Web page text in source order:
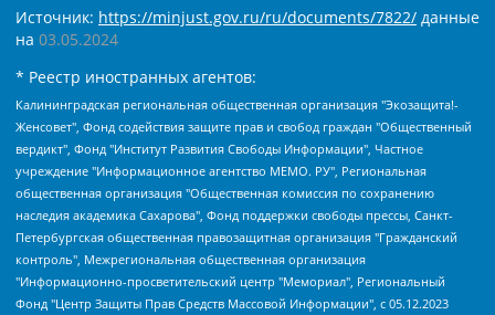
Источник: https://minjust.gov.ru/ru/documents/7822/ данные
на 03.05.2024
* Реестр иностранных агентов:
Калининградская региональная общественная организация "Экозащита!-Женсовет", Фонд содействия защите прав и свобод граждан "Общественный вердикт", Фонд "Институт Развития Свободы Информации", Частное учреждение "Информационное агентство МЕМО. РУ", Региональная общественная организация "Общественная комиссия по сохранению наследия академика Сахарова", Фонд поддержки свободы прессы, Санкт-Петербургская общественная правозащитная организация "Гражданский контроль", Межрегиональная общественная организация "Информационно-просветительский центр "Мемориал", Региональный Фонд "Центр Защиты Прав Средств Массовой Информации", с 05.12.2023 Фонд "Центр Защиты Прав Средств массовой информации", Региональная общественная благотворительная организация помощи беженцам и мигрантам "Гражданское содействие", Негосударственное образовательное учреждение дополнительного профессионального образования (повышение квалификации) специалистов "АКАДЕМИЯ ПО ПРАВАМ ЧЕЛОВЕКА", Свердловская региональная общественная организация "Сутяжник", Автономная некоммерческая организация "Центр независимых социологических исследований", Союз общественных объединений "Российский исследовательский центр по правам человека", Региональное общественное учреждение научно-информационный центр "МЕМОРИАЛ", Некоммерческая организация "Фонд защиты гласности", Автономная некоммерческая организация "Институт прав человека", Городская общественная организация "Екатеринбургское общество "МЕМОРИАЛ", Городская общественная организация "Рязанское историко-просветительское и правозащитное общество "Мемориал" (Рязанский Мемориал), Челябинский региональный орган общественной самодеятельности – женское общественное объединение "Женщины Евразии", Челябинский региональный орган общественной самодеятельности "Уральская правозащитная группа", Фонд содействия защите здоровья и социальной справедливости имени Андрея Рылькова, Автономная Некоммерческая Организация "Аналитический Центр Юрия Левады", Автономная некоммерческая организация социальной поддержки населения "Проект Апрель", Региональная общественная организация помощи женщинам и детям, находящимся в кризисной ситуации "Информационно-методический центр "Анна", Фонд содействия развитию массовых коммуникаций и правовому просвещению "Так-так-Так", Фонд содействия устойчивому развитию "Серебряная тайга", Свердловский региональный общественный фонд социальных проектов "Новое время", "Idel.Реалии", Кавказ.Реалии, Крым.Реалии, Телеканал Настоящее Время, Татаро-башкирская служба Радио Свобода (Azatliq Radiosi), Радио Свободная Европа/Радио Свобода (PCE/PC), "Сибирь.Реалии", "Фактограф", Благотворительный фонд помощи осужденным и их семьям, Автономная некоммерческая организация "Институт глобализации и социальных движений", Фонд "В защиту прав заключенных", Частное учреждение "Центр поддержки и содействия развитию средств массовой информации", Пензенский региональный общественный благотворительный фонд "Гражданский союз", "Север.Реалии", Некоммерческая организация Фонд "Правовая инициатива", Общество с ограниченной ответственностью "Радио Свободная Европа/Радио Свобода", Чешское информационное агентство "MEDIUM-ORIENT", Красноярская региональная общественная организация "Мы против СПИДа", Камалягин Денис Николаевич, Маркелов Сергей Евгеньевич, Пономарев Лев Александрович, Савицкая Людмила Алексеевна, Автономная некоммерческая организация "Центр по работе с проблемой насилия "НАСИЛИЮ.НЕТ", Межрегиональный профессиональный союз работников здравоохранения "Альянс врачей", Юридическое лицо, зарегистрированное в Латвийской Республике, SIA "Medusa Project" (регистрационный номер 40103797863, дата регистрации 10.06.2014), Некоммерческая организация "Фонд по борьбе с коррупцией", Автономная некоммерческая организация "Институт права и публичной политики", Баданин Роман Сергеевич, Гликин Максим Александрович, Железнова Мария Михайловна, Лукьянова Юлия Сергеевна, Маетная Елизавета Витальевна, Маняхин Петр Борисович, Чуракова Ольга Владимировна, Ярош Юлия Петровна, Юридическое лицо "The Insider SIA", зарегистрированное в Риге, Латвийская Республика (дата регистрации 26.06.2015), являющееся администратором доменного имени интернет-издания "The Insider SIA", https://theins.ru, Постернак Алексей Евгеньевич, Рубин Михаил Аркадьевич, Анин Роман Александрович, Юридическое лицо Istories fonds, зарегистрированное в Латвийской Республике (регистрационный номер 50008295751, дата регистрации 24.02.2020), Великовский Дмитрий Александрович, Долинина Ирина Николаевна, Мароховская Алеся Алексеевна, Шлейнов Роман Юрьевич, Шмагун Олеся Валентиновна, Общество с ограниченной ответственностью "Альтаир 2021", Общество с ограниченной ответственностью "Вега 2021", Общество с ограниченной ответственностью "Главный редактор 2021", Общество с ограниченной ответственностью "Ромашки монолит", Важенков Артем Валерьевич, Ивановская областная общественная организация "Центр гендерных исследований", Гурман Юрий Альбертович, Медиапроект "ОВД-Инфо", Егоров Владимир Владимирович, Жилинский Владимир Александрович, Общество с ограниченной ответственностью "ЗП", Иванова София Юрьевна, Карезина Инна Павловна, Кильтау Екатерина Викторовна, Петров Алексей Викторович, Пискунов Сергей Евгеньевич, Смирнов Сергей Сергеевич, Тихонов Михаил Сергеевич, Общество с ограниченной ответственностью "ЖУРНАЛИСТ-ИНОСТРАННЫЙ АГЕНТ", Арапова Галина Юрьевна, Вольтская Татьяна Анатольевна, Американская компания "Mason G.E.S. Anonymous Foundation" (США), являющаяся владельцем интернет-издания https://mnews.world/, Компания "Stichting Bellingcat", зарегистрированная в Нидерландах (дата регистрации 11.07.2018), Захаров Андрей Вячеславович, Клепиковская Екатерина Дмитриевна, Общество с ограниченной ответственностью "МЕМО", Перл Роман Александрович, Симонов Евгений Алексеевич, Соловьева Елена Анатольевна, Сотников Даниил Владимирович, Сурначева Елизавета Дмитриевна, Автономная некоммерческая организация по защите прав человека и информированию населения "Якутия – Наше Мнение", Общество с ограниченной ответственностью "Москоу диджитал медиа", с 26.01.2023 Общество с ограниченной ответственностью "Чайка Белые сады", Ветошкина Валерия Валерьевна, Заговора Максим Александрович, Межрегиональное общественное движение "Российская ЛГБТ - сеть", Оленичев Максим Владимирович, Павлов Иван Юрьевич, Скворцова Елена Сергеевна, Общество с ограниченной ответственностью "Как бы инагент", Кочетков Игорь Викторович, Общество с ограниченной ответственностью "Честные выборы", Еланчик Олег Александрович, Общество с ограниченной ответственностью "Нобелевский призыв", Гималова Регина Эмилевна, Григорьев Андрей Валерьевич, Григорьева Алина Александровна, Ассоциация по содействию защите прав призывников, альтернативнослужащих и военнослужащих "Правозащитная группа "Гражданин.Армия.Право", Хисамова Регина Фаритовна, Автономная некоммерческая организация по реализации социально-правовых программ "Лилит", Дальневосточное общественное движение "Маяк", Санкт-Петербургская ЛГБТ-инициативная группа "Выход", Инициативная группа ЛГБТ+ "Реверс", Алексеев Андрей Викторович, Бекбулатова Таисия Львовна, Беляев Иван Михайлович, Владыкина Елена Сергеевна, Гельман Марат Александрович, Никульшина Вероника Юрьевна, Толоконникова Надежда Андреевна, Шендерович Виктор Анатольевич, Общество с ограниченной ответственностью "Данное сообщение", Общество с ограниченной ответственностью Издательский дом "Новая глава", Айнбиндер Александра Александровна, Московский комьюнити-центр для ЛГБТ+инициатив, Благотворительный фонд развития филантропии, Deutsche Welle (Германия, Kurt-Schumacher-Strasse 3, 53113 Bonn), Борзунова Мария Михайловна, Воробьев Виктор Викторович, Голубева Анна Львовна, Константинова Алла Михайловна, Малкова Ирина Владимировна, Мурадов Мурад Абдулгалимович, Осетинская Елизавета Николаевна, Понасенков Евгений Николаевич, Ганапольский Матвей Юрьевич, Киселев Евгений Алексеевич, Борухович Ирина Григорьевна, Дремин Иван Тимофеевич, Дубровский Дмитрий Викторович, Красноярская региональная общественная организация поддержки и развития альтернативных образовательных технологий и межкультурных коммуникаций "ИНТЕРРА", Маяковская Екатерина Алексеевна, Фейгин Марк Захарович, Филимонов Андрей Викторович, Дзугкоева Регина Николаевна, Доброхотов Роман Александрович, Дудь Юрий Александрович, Елкин Сергей Владимирович, Кругликов Кирилл Игоревич, Сабунаева Мария Леонидовна, Семенов Алексей Владимирович, Шаинян Карен Багратович, Шульман Екатерина Михайловна, Асафьев Артур Валерьевич, Вахштайн Виктор Семенович, Венедиктов Алексей Алексеевич, Лушникова Екатерина Евгеньевна, Волков Леонид Михайлович, Невзоров Александр Глебович, Пархоменко Сергей Борисович, Сироткин Ярослав Николаевич, Кара-Мурза Владимир Владимирович, Баранова Наталья Владимировна, Гозман Леонид Яковлевич, Кагарлицкий Борис Юльевич, Климарев Михаил Валерьевич, Милов Владимир Станиславович, Автономная некоммерческая организация Краснодарский центр современного искусства "Типография", Моргенштерн Алишер Тагирович, Соболь Любовь Эдуардовна, Общество с ограниченной ответственностью "ЛИЗА НОРМ", Каспаров Гарри Кимович, Ходорковский Михаил Борисович, Общество с ограниченной ответственностью "Апрельские тезисы", Данилович Ирина Брониславовна, Кашин Олег Владимирович, Петров Николай Владимирович, Пивоваров Алексей Владимирович, Соколов Михаил Владимирович, Цветкова Юлия Владимировна, Чичваркин Евгений Александрович, Комитет против пыток/Команда против пыток, Общество с ограниченной ответственностью "Первый научный", Общество с ограниченной ответственностью "Вертолет и ко", Белоцерковская Вероника Борисовна, Кац Максим Евгеньевич, Лазарева Татьяна Юрьевна, Шаведдинов Руслан Табризович, Яшин Илья Валерьевич, Общество с ограниченной ответственностью "Иноагент ААВ", Алешковский Дмитрий Петрович, Альбац Евгения Марковна, Быков Дмитрий Львович, Галямина Юлия Евгеньевна, Лойко Сергей Леонидович, Мартынов Кирилл Константинович, Медведев Сергей Александрович, Крашенинников Федор Геннадиевич, Гордеева Катерина Вл